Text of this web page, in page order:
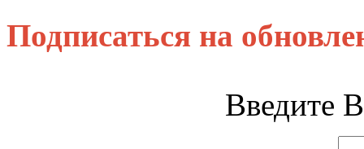
Подписаться на
Введите